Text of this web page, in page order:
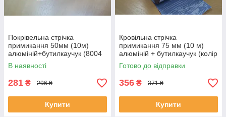
Покрівельна стрічка
примикання 50мм (10м)
алюміній+бутилкаучук (8004
цеглястий, теракотовий).
В наявності
281 ₴ 296 ₴
Купити
Кровільна стрічка
примикання 75 мм (10 м)
алюміній + бутилкаучук (колір
алюміній).
Готово до відправки
356 ₴ 371 ₴
Купити